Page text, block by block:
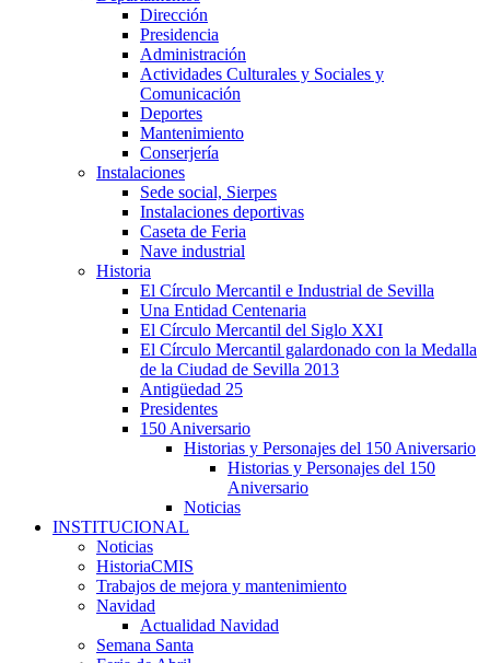
Dirección
Presidencia
Administración
Actividades Culturales y Sociales y
Comunicación
Deportes
Mantenimiento
Conserjería
Instalaciones
Sede social, Sierpes
Instalaciones deportivas
Caseta de Feria
Nave industrial
Historia
El Círculo Mercantil e Industrial de Sevilla
Una Entidad Centenaria
El Círculo Mercantil del Siglo XXI
El Círculo Mercantil galardonado con la Medalla
de la Ciudad de Sevilla 2013
Antigüedad 25
Presidentes
150 Aniversario
Historias y Personajes del 150 Aniversario
Historias y Personajes del 150
Aniversario
Noticias
INSTITUCIONAL
Noticias
HistoriaCMIS
Trabajos de mejora y mantenimiento
Navidad
Actualidad Navidad
Semana Santa